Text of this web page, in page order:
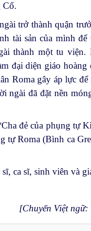
Cổ.
trở thành quận
tài sản của mình để
thành một tu
đại diện giáo
Roma gây áp lực để
ngài đã đặt nền
đẻ của phụng tự
tự Roma (Bình ca
ca sĩ, sinh viên và
[Chuyển Việt ngữ: